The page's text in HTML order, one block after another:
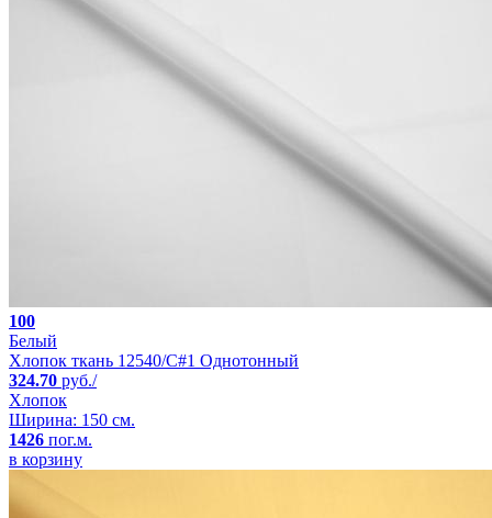
100
Белый
Хлопок ткань 12540/C#1 Однотонный
324.70 руб./
Хлопок
Ширина: 150 см.
1426 пог.м.
в корзину